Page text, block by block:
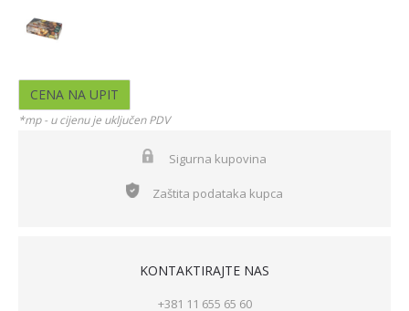
CENA NA UPIT
*mp - u cijenu je uključen PDV
Sigurna kupovina
Zaštita podataka kupca
KONTAKTIRAJTE NAS
+381 11 655 65 60